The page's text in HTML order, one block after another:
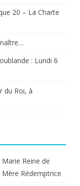
20 – La Charte
: Lundi 6
du Roi, à
Reine de
Rédemptrice